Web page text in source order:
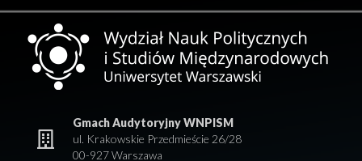
Gmach Audytoryjny WNPISM
ul. Krakowskie Przedmieście 26/28
00-927 Warszawa